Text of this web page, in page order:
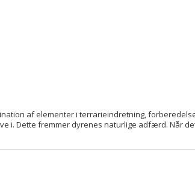
af elementer i terrarieindretning,
i. Dette fremmer dyrenes naturlige adfærd. Når